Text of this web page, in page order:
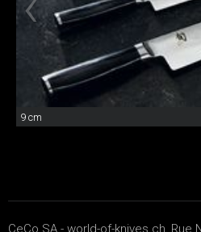
9 cm
CeCo SA - world-of-knives.ch, Rue